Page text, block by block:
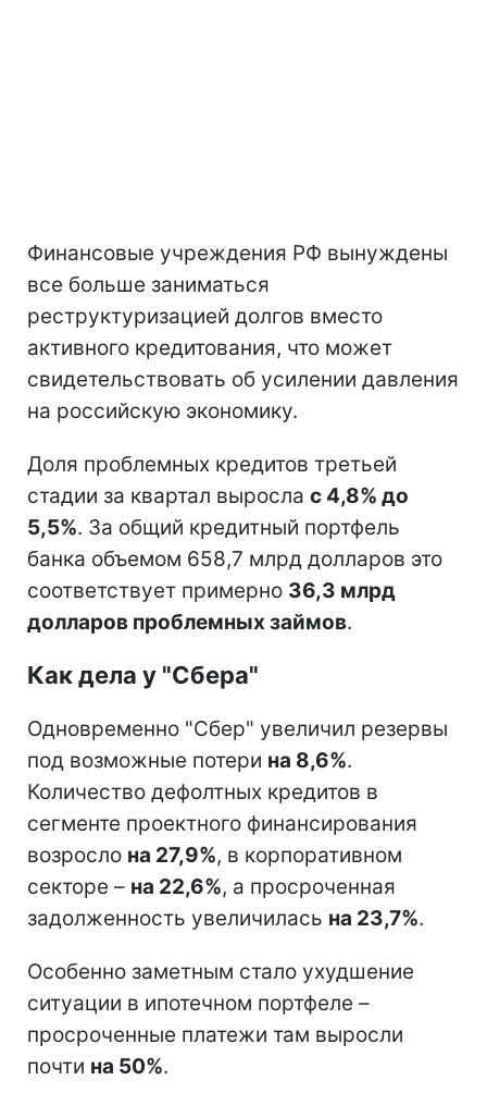
Финансовые учреждения РФ вынуждены
все больше заниматься
реструктуризацией долгов вместо
активного кредитования, что может
свидетельствовать об усилении давления
на российскую экономику.
Доля проблемных кредитов третьей
стадии за квартал выросла с 4,8% до
5,5%. За общий кредитный портфель
банка объемом 658,7 млрд долларов это
соответствует примерно 36,3 млрд
долларов проблемных займов.
Как дела у "Сбера"
Одновременно "Сбер" увеличил резервы
под возможные потери на 8,6%.
Количество дефолтных кредитов в
сегменте проектного финансирования
возросло на 27,9%, в корпоративном
секторе – на 22,6%, а просроченная
задолженность увеличилась на 23,7%.
Особенно заметным стало ухудшение
ситуации в ипотечном портфеле –
просроченные платежи там выросли
почти на 50%.